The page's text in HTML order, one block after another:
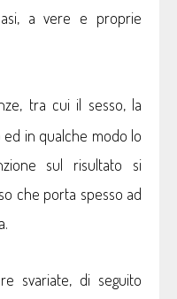
a vere e proprie
tra cui il sesso, la
in qualche modo lo
sul risultato si
che porta spesso ad
svariate, di seguito